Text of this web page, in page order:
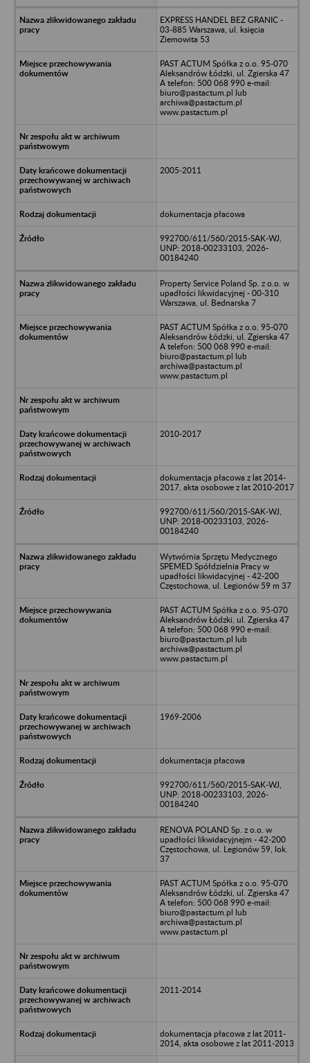
EXPRESS HANDEL BEZ GRANIC -
03-885 Warszawa, ul. księcia
Ziemowita 53
PAST ACTUM Spółka z o.o. 95-070
Aleksandrów Łódzki, ul. Zgierska 47
A telefon: 500 068 990 e-mail:
biuro@pastactum.pl lub
archiwa@pastactum.pl
www.pastactum.pl
2005-2011
dokumentacja płacowa
992700/611/560/2015-SAK-WJ,
UNP: 2018-00233103, 2026-
00184240
Property Service Poland Sp. z o.o. w
upadłości likwidacyjnej - 00-310
Warszawa, ul. Bednarska 7
PAST ACTUM Spółka z o.o. 95-070
Aleksandrów Łódzki, ul. Zgierska 47
A telefon: 500 068 990 e-mail:
biuro@pastactum.pl lub
archiwa@pastactum.pl
www.pastactum.pl
2010-2017
dokumentacja płacowa z lat 2014-
2017, akta osobowe z lat 2010-2017
992700/611/560/2015-SAK-WJ,
UNP: 2018-00233103, 2026-
00184240
Wytwórnia Sprzętu Medycznego
SPEMED Spółdzielnia Pracy w
upadłości likwidacyjnej - 42-200
Częstochowa, ul. Legionów 59 m 37
PAST ACTUM Spółka z o.o. 95-070
Aleksandrów Łódzki, ul. Zgierska 47
A telefon: 500 068 990 e-mail:
biuro@pastactum.pl lub
archiwa@pastactum.pl
www.pastactum.pl
1969-2006
dokumentacja płacowa
992700/611/560/2015-SAK-WJ,
UNP: 2018-00233103, 2026-
00184240
RENOVA POLAND Sp. z o.o. w
upadłości likwidacyjnejm - 42-200
Częstochowa, ul. Legionów 59, lok.
37
PAST ACTUM Spółka z o.o. 95-070
Aleksandrów Łódzki, ul. Zgierska 47
A telefon: 500 068 990 e-mail:
biuro@pastactum.pl lub
archiwa@pastactum.pl
www.pastactum.pl
2011-2014
dokumentacja płacowa z lat 2011-
2014, akta osobowe z lat 2011-2013